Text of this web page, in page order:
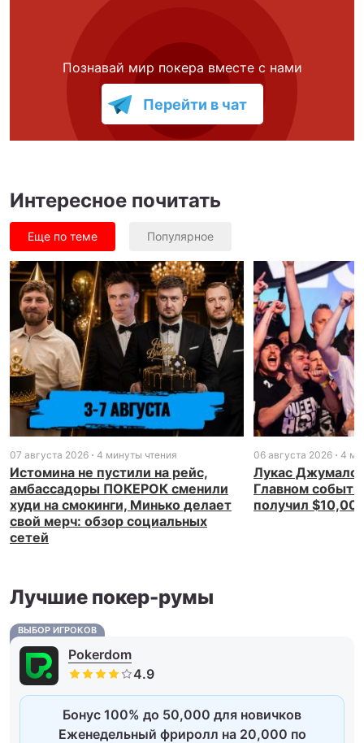
Познавай мир покера вместе с нами
Перейти в чат
Интересное почитать
Еще по теме Популярное
07 августа 2026 4 минуты чтения
Истомина не пустили на рейс,
амбассадоры ПОКЕРОК сменили
худи на смокинги, Минько делает
свой мерч: обзор социальных
сетей
06 августа 2026 4
Лукас
Главном
получил
Лучшие покер-румы
ВЫБОР ИГРОКОВ
Pokerdom
Бонус 100% до 50,000 для новичков
Еженедельный фриролл на 20,000 по